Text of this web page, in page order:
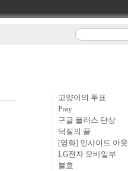
고양이의 투표
Pray
구글 플러스 단상
덕질의 끝
[영화] 인사이드 아웃
LG전자 모바일부
불효